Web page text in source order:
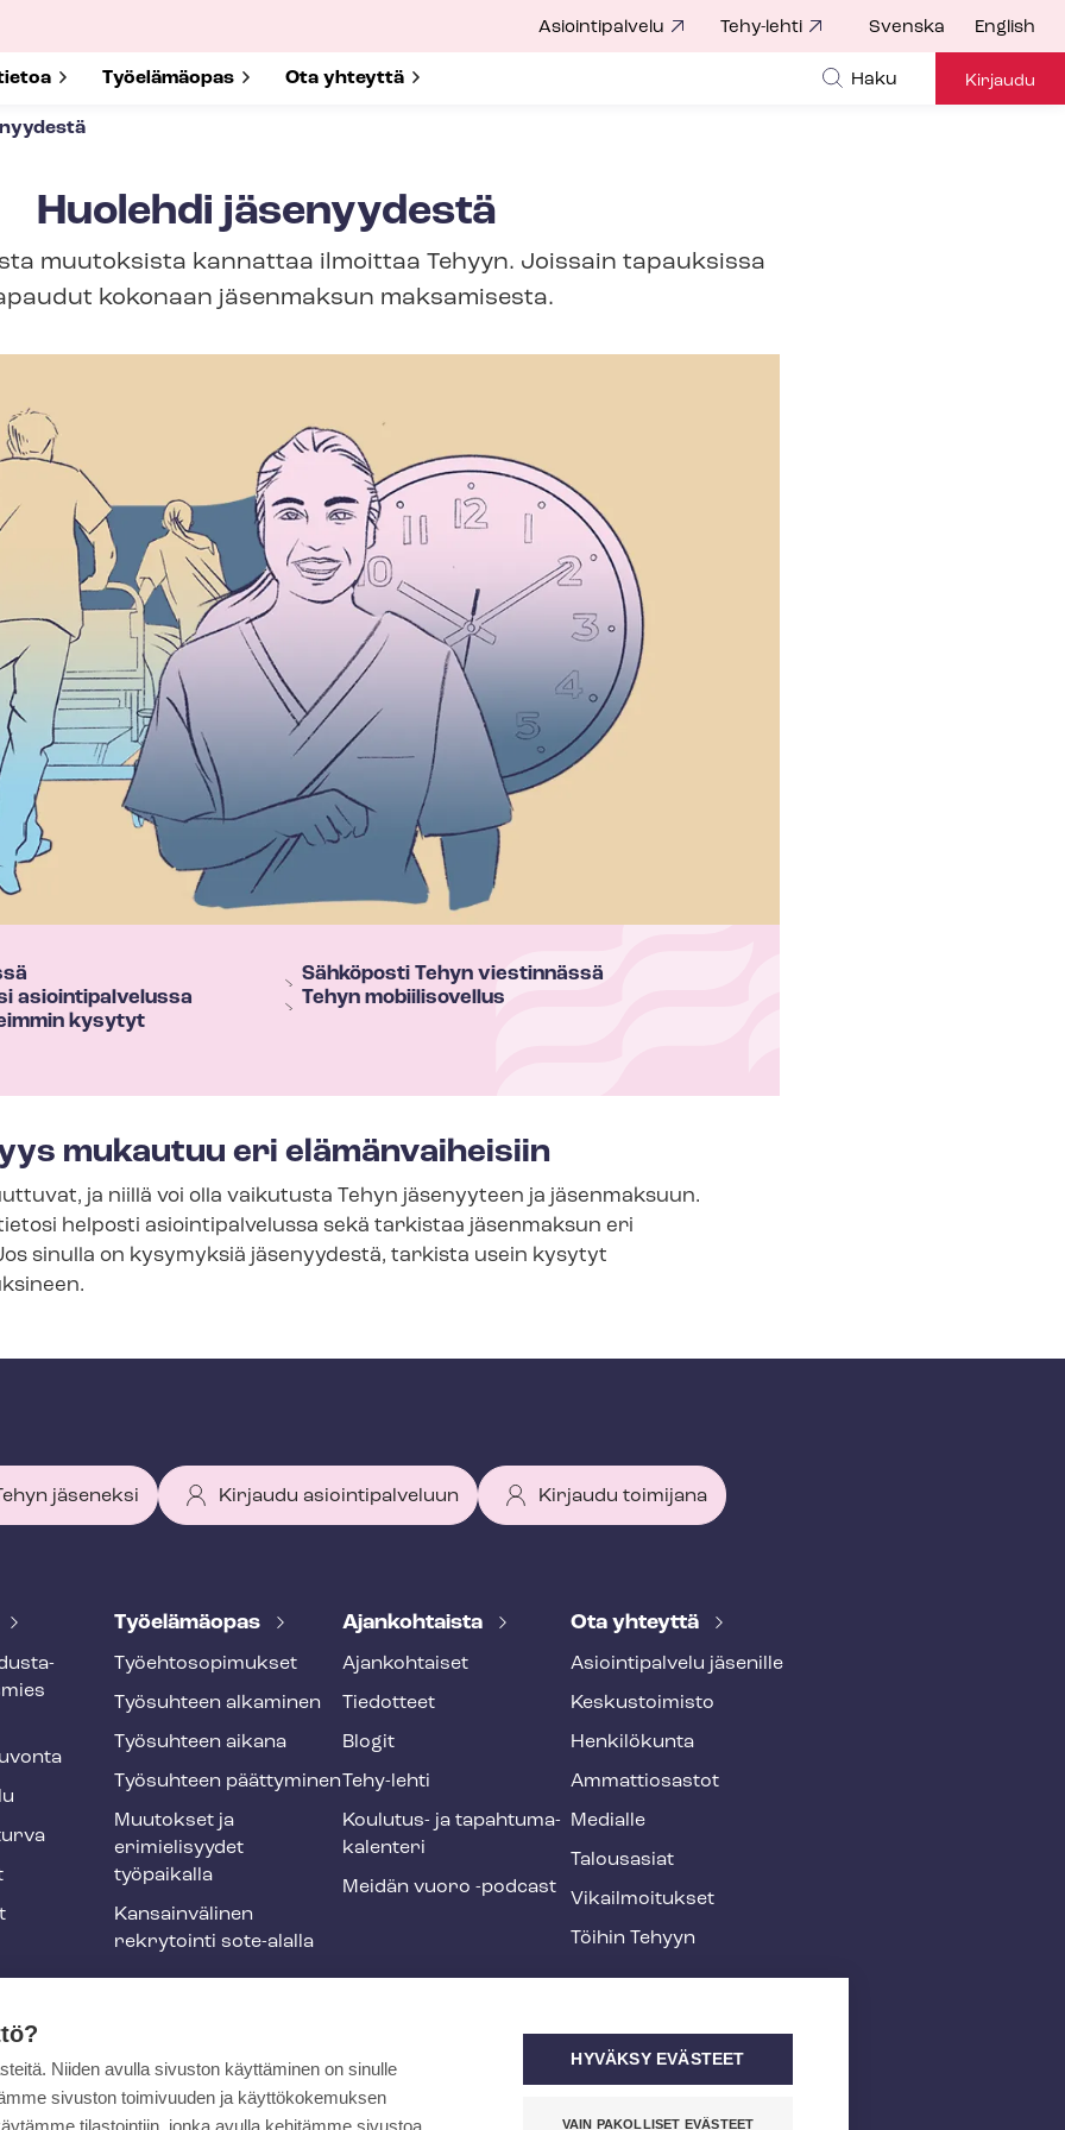
for
Show submenu for
Työelämäopas Show submenu for
Ota yhteyttä
Asiointipalvelu Tehy-lehti Svenska English
Haku Kirjaudu
Huolehdi jäsenyydestä
muutoksista kannattaa ilmoittaa Tehyyn. Joissain tapauksissa
kokonaan jäsenmaksun maksamisesta.
asioin­ti­pal­ve­lus­sa
kysytyt
Sähköposti Tehyn viestinnässä
Tehyn mobiilisovellus
mukautuu eri elämänvaiheisiin
ja niillä voi olla vaikutusta Tehyn jäsenyyteen ja jäsenmaksuun.
helposti asioin­ti­pal­ve­lus­sa sekä tarkistaa jäsenmaksun eri
sinulla on kysymyksiä jäsenyydestä, tarkista usein kysytyt
jäseneksi Kirjaudu asiointipalveluun Kirjaudu toimijana
Työelämäopas
Työ­eh­to­so­pi­muk­set
Työsuhteen alkaminen
Työsuhteen aikana
Työsuhteen päättyminen
Muutokset ja
erimielisyydet
työpaikalla
Kansainvälinen
rekrytointi sote-alalla
Ajankohtaista
Ajankohtaiset
Tiedotteet
Blogit
Tehy-lehti
Koulutus- ja ta­pah­tu­ma­
ka­len­te­ri
Meidän vuoro -podcast
Ota yhteyttä
Asioin­ti­pal­ve­lu jäsenille
Keskustoimisto
Henkilökunta
Ammattiosastot
Medialle
Talousasiat
Vi­kail­moi­tuk­set
Töihin Tehyyn
Niiden avulla sivuston käyttäminen on sinulle
sivuston toimivuuden ja käyttökokemuksen
tilastointiin, jonka avulla kehitämme sivustoa.
HYVÄKSY EVÄSTEET
VAIN PAKOLLISET EVÄSTEET